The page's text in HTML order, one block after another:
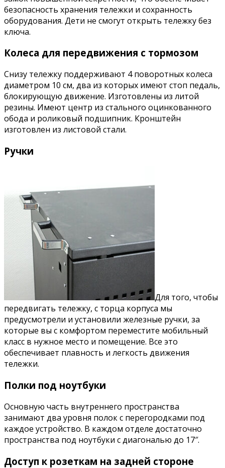
безопасность хранения тележки и сохранность
оборудования. Дети не смогут открыть тележку без
ключа.
Колеса для передвижения с тормозом
Снизу тележку поддерживают 4 поворотных колеса
диаметром 10 см, два из которых имеют стоп педаль,
блокирующую движение. Изготовлены из литой
резины. Имеют центр из стального оцинкованного
обода и роликовый подшипник. Кронштейн
изготовлен из листовой стали.
Ручки
Для того, чтобы
передвигать тележку, с торца корпуса мы
предусмотрели и установили железные ручки, за
которые вы с комфортом переместите мобильный
класс в нужное место и помещение. Все это
обеспечивает плавность и легкость движения
тележки.
Полки под ноутбуки
Основную часть внутреннего пространства
занимают два уровня полок с перегородками под
каждое устройство. В каждом отделе достаточно
пространства под ноутбуки с диагональю до 17″.
Доступ к розеткам на задней стороне